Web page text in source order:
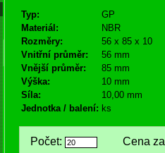
Typ:
GP
Materiál:
NBR
Rozměry:
56 x 85 x 10
Vnitřní průměr:
56 mm
Vnější průměr:
85 mm
Výška:
10 mm
Síla:
10,00 mm
Jednotka / balení: ks
Počet: Cena za